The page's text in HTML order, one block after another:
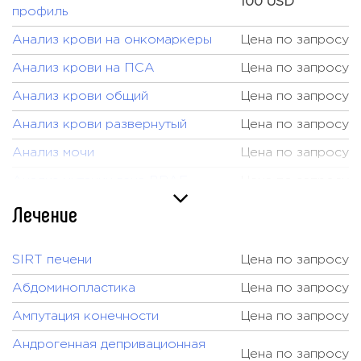
профиль
Анализ крови на онкомаркеры Цена по запросу
Анализ крови на ПСА Цена по запросу
Анализ крови общий Цена по запросу
Анализ крови развернутый Цена по запросу
Анализ мочи Цена по запросу
Анализ на гормоны щитовидной
Ангиография Цена по запросу
Артроскопия Цена по запросу
Базовый Check-up Цена по запросу
Биопсия
Лечение
SIRT печени Цена по запросу
Абдоминопластика Цена по запросу
Ампутация конечности Цена по запросу
Андрогенная депривационная
Цена по запросу